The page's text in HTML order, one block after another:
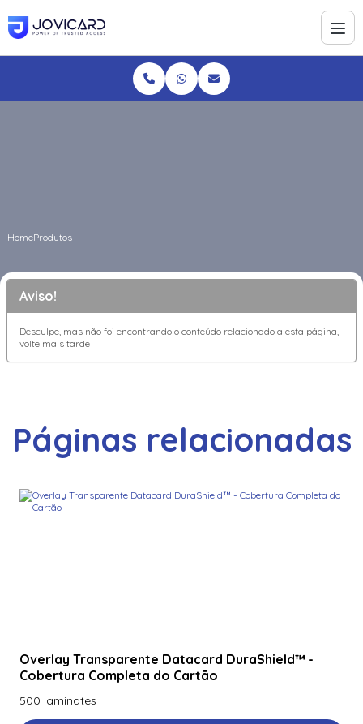
HomeProdutos
Aviso!
Desculpe, mas não foi encontrando o conteúdo relacionado a esta página,
volte mais tarde
Páginas relacionadas
Overlay Transparente Datacard DuraShield™ -
Cobertura Completa do Cartão
500 laminates